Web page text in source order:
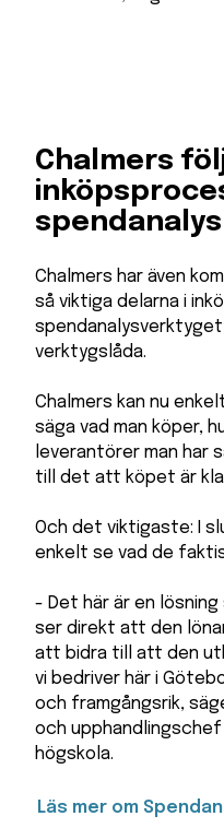
Chalmers
spendanalys
Chalmers har även
så viktiga delarna i
verktygslåda.
Chalmers kan nu
säga vad man köper,
leverantörer man har
till det att köpet är
Och det viktigaste: I
enkelt se vad de
- Det här är en lösning
ser direkt att den
att bidra till att den
vi bedriver här i
och framgångsrik,
och
högskola.
Läs mer om